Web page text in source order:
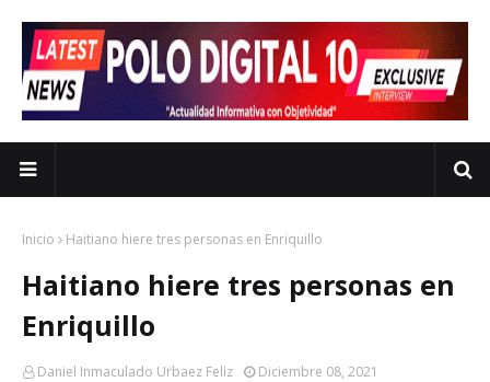
Inicio Haitiano hiere tres personas en Enriquillo
Haitiano hiere tres personas en
Enriquillo
Daniel Inmaculado Urbaez Feliz Diciembre 08, 2021